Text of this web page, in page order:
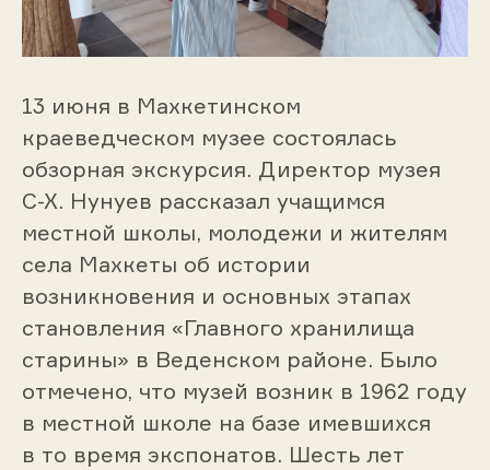
13 июня в Махкетинском
краеведческом музее состоялась
обзорная экскурсия. Директор музея
С-Х. Нунуев рассказал учащимся
местной школы, молодежи и жителям
села Махкеты об истории
возникновения и основных этапах
становления «Главного хранилища
старины» в Веденском районе. Было
отмечено, что музей возник в 1962 году
в местной школе на базе имевшихся
в то время экспонатов. Шесть лет